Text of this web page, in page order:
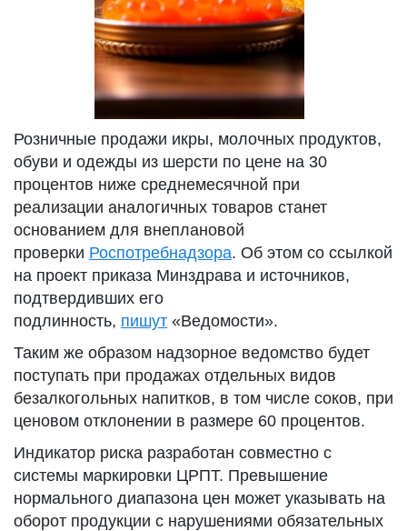
Розничные продажи икры, молочных продуктов,
обуви и одежды из шерсти по цене на 30
процентов ниже среднемесячной при
реализации аналогичных товаров станет
основанием для внеплановой
проверки Роспотребнадзора. Об этом со ссылкой
на проект приказа Минздрава и источников,
подтвердивших его
подлинность, пишут «Ведомости».
Таким же образом надзорное ведомство будет
поступать при продажах отдельных видов
безалкогольных напитков, в том числе соков, при
ценовом отклонении в размере 60 процентов.
Индикатор риска разработан совместно с
системы маркировки ЦРПТ. Превышение
нормального диапазона цен может указывать на
оборот продукции с нарушениями обязательных